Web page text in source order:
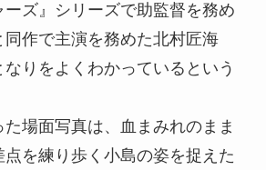
ーズ』シリーズで助監督を務め
作で主演を務めた北村匠海
りをよくわかっているという
場面写真は、血まみれのまま
点を練り歩く小島の姿を捉えた